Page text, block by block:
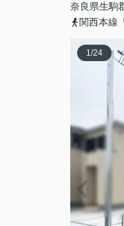
奈良県生駒
関西本線
1/24